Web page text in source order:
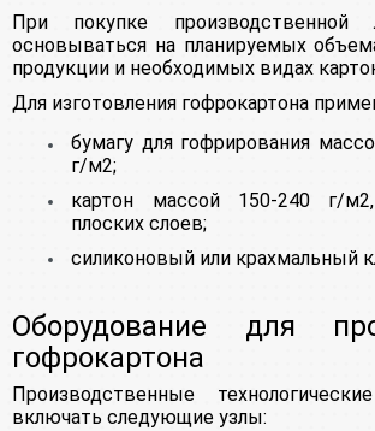
При покупке производственной
основываться на планируемых
продукции и необходимых видах
Для изготовления гофрокартона
бумагу для гофрирования
г/м2;
картон массой 150-240 г/
плоских слоев;
силиконовый или крахмальный
Оборудование для
гофрокартона
Производственные
включать следующие узлы: